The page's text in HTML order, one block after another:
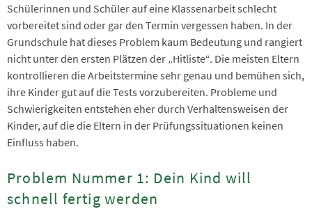
Schülerinnen und Schüler auf eine Klassenarbeit schlecht
vorbereitet sind oder gar den Termin vergessen haben. In der
Grundschule hat dieses Problem kaum Bedeutung und rangiert
nicht unter den ersten Plätzen der „Hitliste“. Die meisten Eltern
kontrollieren die Arbeitstermine sehr genau und bemühen sich,
ihre Kinder gut auf die Tests vorzubereiten. Probleme und
Schwierigkeiten entstehen eher durch Verhaltensweisen der
Kinder, auf die die Eltern in der Prüfungssituationen keinen
Einfluss haben.
Problem Nummer 1: Dein Kind will
schnell fertig werden